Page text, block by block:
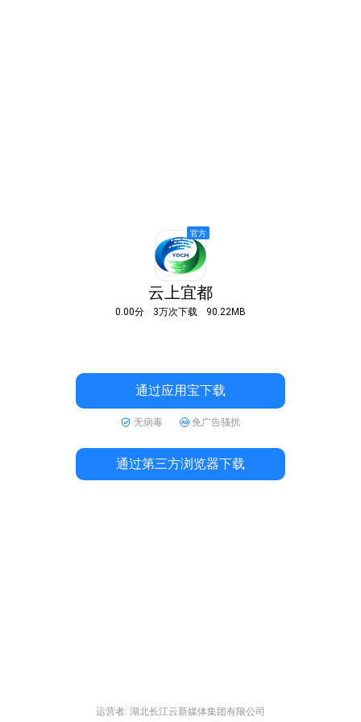
云上宜都
0.00分 3万次下载 90.22MB
通过应用宝下载
无病毒 免广告骚扰
通过第三方浏览器下载
运营者: 湖北长江云新媒体集团有限公司